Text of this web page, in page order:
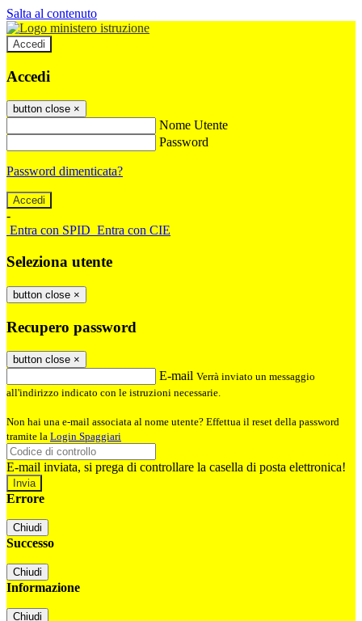
Salta al contenuto
Accedi
Accedi
button close ×
Nome Utente
Password
Password dimenticata?
-
Entra con SPID Entra con CIE
Seleziona utente
button close ×
Recupero password
button close ×
E-mail Verrà inviato un messaggio
all'indirizzo indicato con le istruzioni necessarie.
Non hai una e-mail associata al nome utente? Effettua il reset della password
tramite la Login Spaggiari
E-mail inviata, si prega di controllare la casella di posta elettronica!
Errore
Chiudi
Successo
Chiudi
Informazione
Chiudi